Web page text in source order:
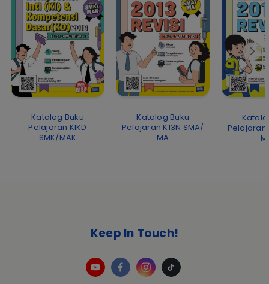
Katalog Buku
Pelajaran KIKD
SMK/MAK
Katalog Buku
Pelajaran K13N SMA/
MA
Pelajaran
Keep In Touch!